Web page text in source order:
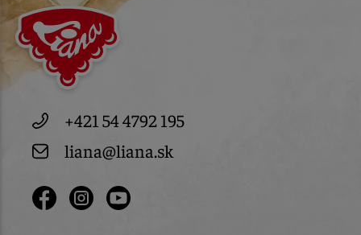
+421 54 4792 195
liana@liana.sk